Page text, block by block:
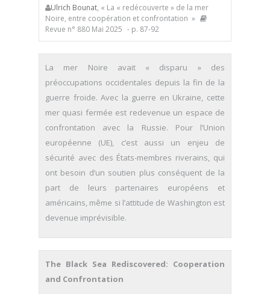
Ulrich Bounat, « La « redécouverte » de la mer
Noire, entre coopération et confrontation »
Revue n° 880 Mai 2025 - p. 87-92
La mer Noire avait « disparu » des
préoccupations occidentales depuis la fin de la
guerre froide. Avec la guerre en Ukraine, cette
mer quasi fermée est redevenue un espace de
confrontation avec la Russie. Pour l’Union
européenne (UE), c’est aussi un enjeu de
sécurité avec des États-membres riverains, qui
ont besoin d’un soutien plus conséquent de la
part de leurs partenaires européens et
américains, même si l’attitude de Washington est
devenue imprévisible.
The Black Sea Rediscovered: Cooperation
and Confrontation